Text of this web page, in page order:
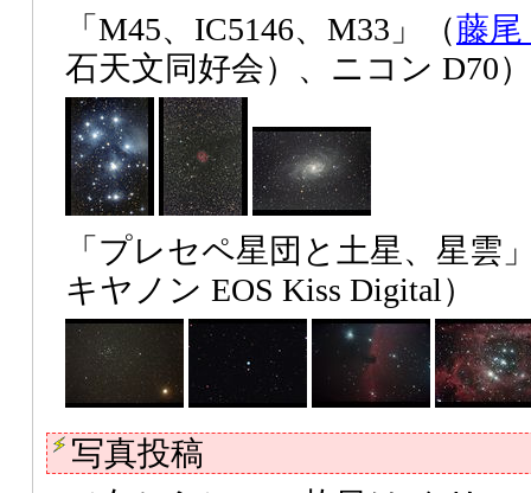
「M45、IC5146、M33」（藤尾
石天文同好会）、ニコン D70）
「プレセペ星団と土星、星雲
キヤノン EOS Kiss Digital）
写真投稿